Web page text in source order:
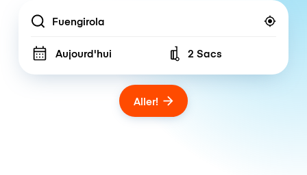
Location
Aujourd'hui Number of bags
2 Sacs
Aller!